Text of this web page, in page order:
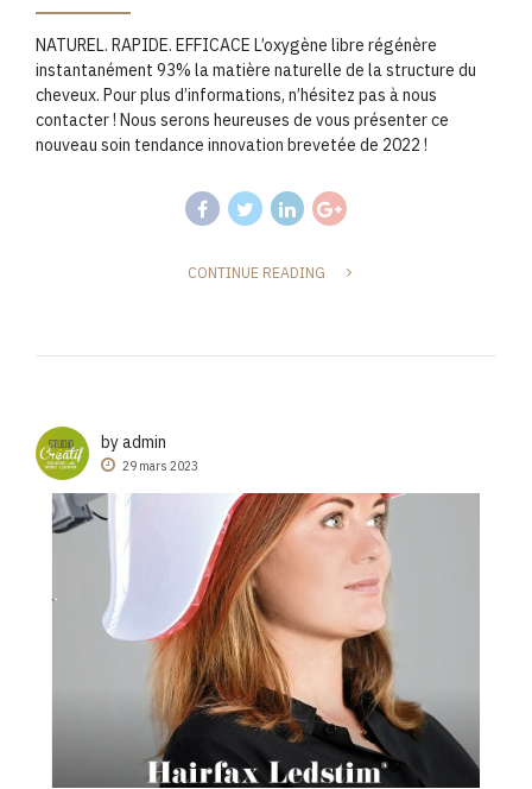
NATUREL. RAPIDE. EFFICACE L’oxygène libre régénère
instantanément 93% la matière naturelle de la structure du
cheveux. Pour plus d’informations, n’hésitez pas à nous
contacter ! Nous serons heureuses de vous présenter ce
nouveau soin tendance innovation brevetée de 2022 !
CONTINUE READING
by admin
29 mars 2023